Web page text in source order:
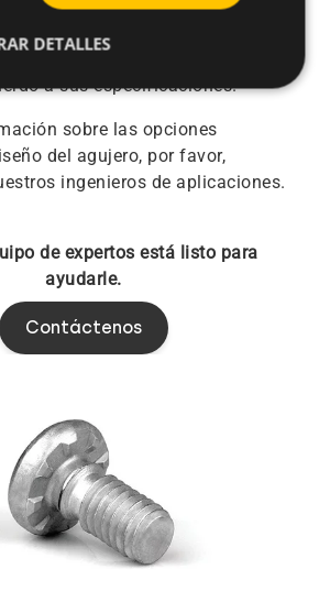
de diseño
®
a sus especificaciones.
sobre las opciones
del agujero, por favor,
ingenieros de aplicaciones.
de expertos está listo para
ayudarle.
Contáctenos
DETALLES